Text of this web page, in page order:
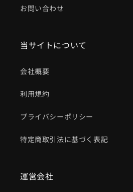
お問い合わせ
当サイトについて
会社概要
利用規約
プライバシーポリシー
特定商取引法に基づく表記
運営会社